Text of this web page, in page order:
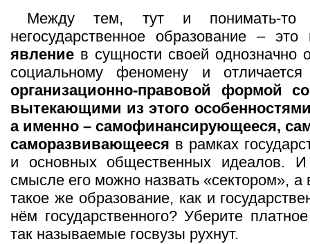
Между тем, тут и понимать-то
негосударственное образование – это
явление в сущности своей однозначно
социальному феномену и
организационно-правовой формой
вытекающими из этого
а именно – самофинансирующееся,
саморазвивающееся в рамках
и основных общественных идеалов.
смысле его можно назвать «сектором», а
такое же образование, как и
нём государственного? Уберите
так называемые госвузы рухнут.